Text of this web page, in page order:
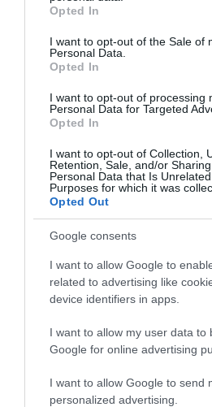
use your data for below specified
consent section.
Opted In
I want to opt-out of the Sale of
Personal Data.
Opted In
I want to opt-out of processing
Personal Data for Targeted
Opted In
I want to opt-out of Collection,
Retention, Sale, and/or
Personal Data that Is
Purposes for which it was
Opted Out
Google consents
I want to allow Google to
related to advertising like
device identifiers in apps.
I want to allow my user data to
Google for online advertising
I want to allow Google to send
personalized advertising.
της ΕΕ είναι πλήρως
εμπειρογνώμονες θα
άποψή τους σχετικά με
τηλεπικοινωνιών σε
ερχόμενη Τρίτη.
ΕΚΘΕΣΗ ΝΤΡΑΓΚΙ